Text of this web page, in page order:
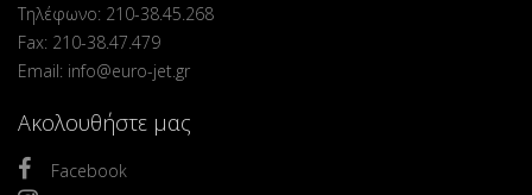
Τηλέφωνο: 210-38.45.268
Fax: 210-38.47.479
Email: info@euro-jet.gr
Ακολουθήστε μας
Facebook